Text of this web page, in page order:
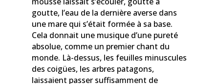
goutte, l’eau de la dernière averse dans
une mare qui s’était formée à sa base.
Cela donnait une musique d’une pureté
absolue, comme un premier chant du
monde. Là-dessus, les feuilles minuscules
des coigües, les arbres patagons,
laissaient passer suffisamment de